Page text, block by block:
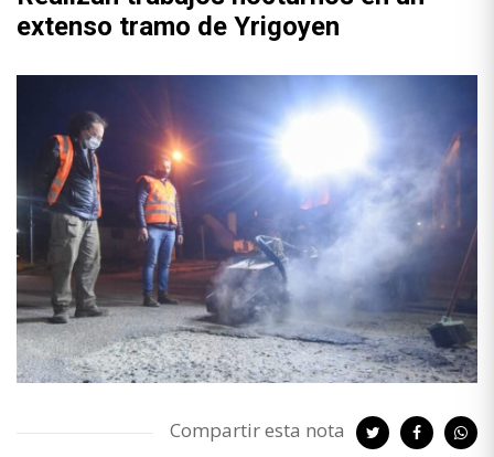
extenso tramo de Yrigoyen
Compartir esta nota